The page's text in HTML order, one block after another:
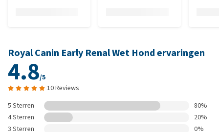
Royal Canin Early Renal Wet Hond ervaringen
4.8/5
10 Reviews
5 Sterren
80%
4 Sterren
20%
3 Sterren
0%